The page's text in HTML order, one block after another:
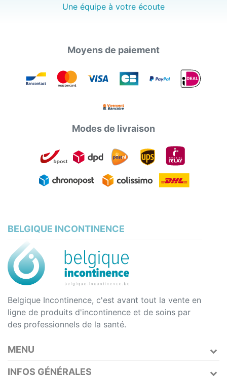
Une équipe à votre écoute
Moyens de paiement
Modes de livraison
BELGIQUE INCONTINENCE
Belgique Incontinence, c'est avant tout la vente en
ligne de produits d'incontinence et de soins par
des professionnels de la santé.
MENU
INFOS GÉNÉRALES